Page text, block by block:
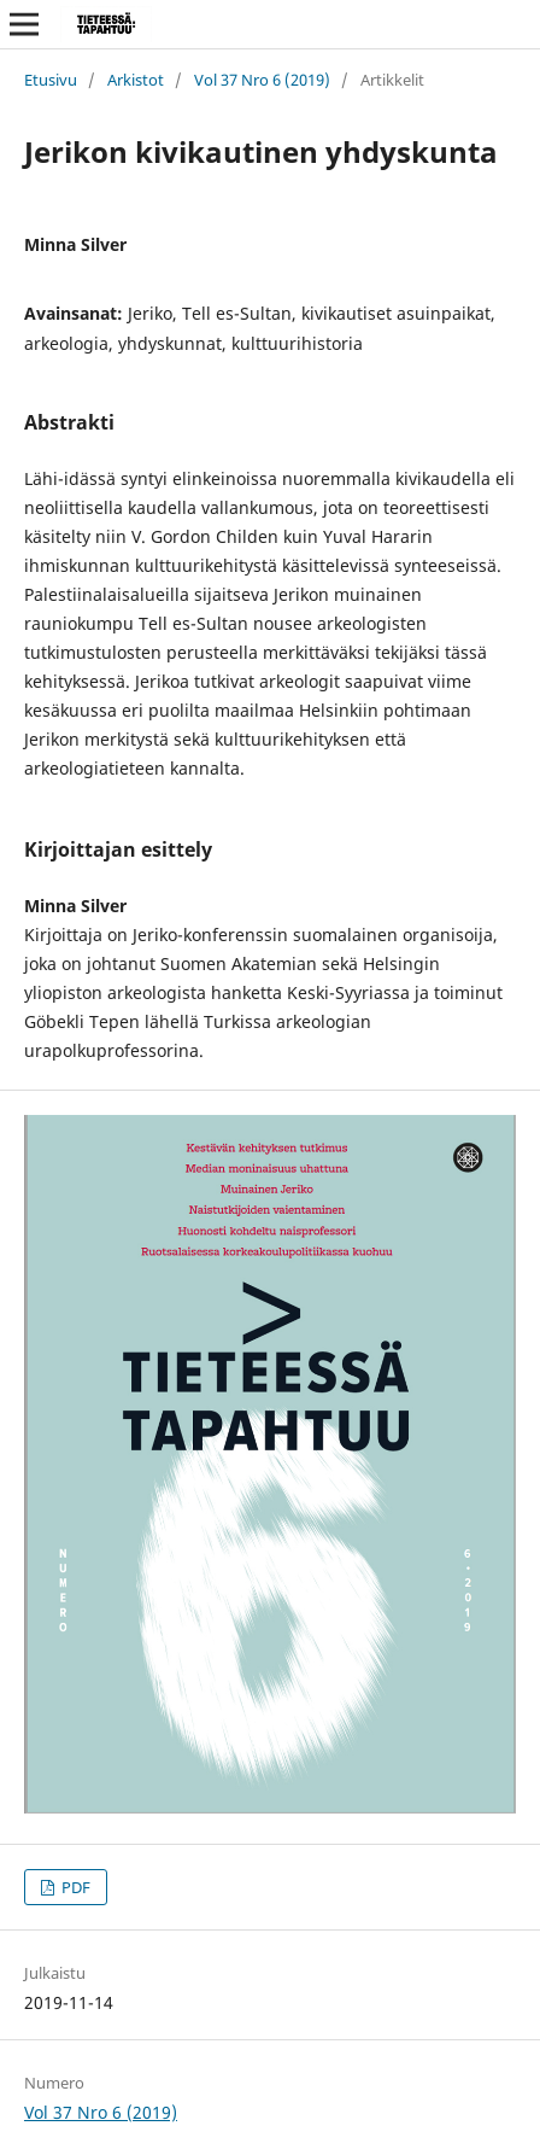
Etusivu / Arkistot / Vol 37 Nro 6 (2019) / Artikkelit
Jerikon kivikautinen yhdyskunta
Minna Silver
Avainsanat: Jeriko, Tell es-Sultan, kivikautiset asuinpaikat,
arkeologia, yhdyskunnat, kulttuurihistoria
Abstrakti
Lähi-idässä syntyi elinkeinoissa nuoremmalla kivikaudella eli
neoliittisella kaudella vallankumous, jota on teoreettisesti
käsitelty niin V. Gordon Childen kuin Yuval Hararin
ihmiskunnan kulttuurikehitystä käsittelevissä synteeseissä.
Palestiinalaisalueilla sijaitseva Jerikon muinainen
rauniokumpu Tell es-Sultan nousee arkeologisten
tutkimustulosten perusteella merkittäväksi tekijäksi tässä
kehityksessä. Jerikoa tutkivat arkeologit saapuivat viime
kesäkuussa eri puolilta maailmaa Helsinkiin pohtimaan
Jerikon merkitystä sekä kulttuurikehityksen että
arkeologiatieteen kannalta.
Kirjoittajan esittely
Minna Silver
Kirjoittaja on Jeriko-konferenssin suomalainen organisoija,
joka on johtanut Suomen Akatemian sekä Helsingin
yliopiston arkeologista hanketta Keski-Syyriassa ja toiminut
Göbekli Tepen lähellä Turkissa arkeologian
urapolkuprofessorina.
PDF
Julkaistu
2019-11-14
Numero
Vol 37 Nro 6 (2019)